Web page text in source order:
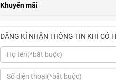
Khuyến mãi
ĐĂNG KÍ NHẬN THÔNG TIN KHI CÓ